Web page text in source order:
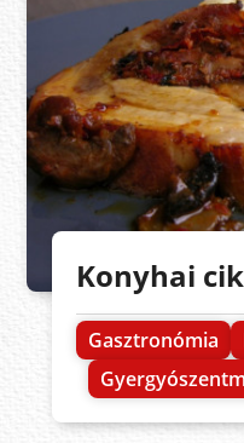
Konyhai
Gasztronómia